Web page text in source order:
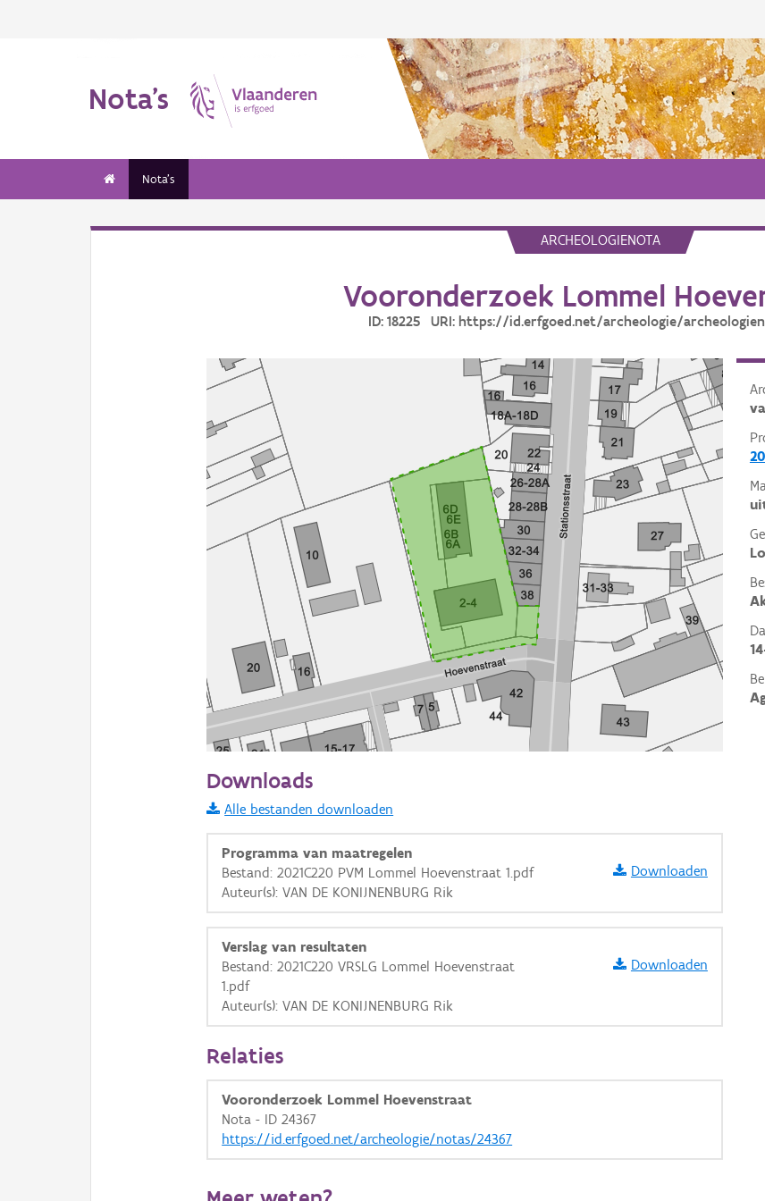
Nota's
Nota's
ARCHEOLOGIENOTA
Vooronderzoek Lommel
ID: 18225 URI: https://id.erfgoed.net/archeologie/
Informatie Vlaanderen
i
+ −
Basis Lagen
OSM-Basiskaart
Ortho
GRB-Basiskaart
Downloads
Alle bestanden downloaden
Programma van maatregelen
Bestand: 2021C220 PVM Lommel Hoevenstraat 1.pdf
Auteur(s): VAN DE KONIJNENBURG Rik
Downloaden
Verslag van resultaten
Bestand: 2021C220 VRSLG Lommel Hoevenstraat
1.pdf
Auteur(s): VAN DE KONIJNENBURG Rik
Downloaden
Relaties
Vooronderzoek Lommel Hoevenstraat
Nota - ID 24367
https://id.erfgoed.net/archeologie/notas/24367